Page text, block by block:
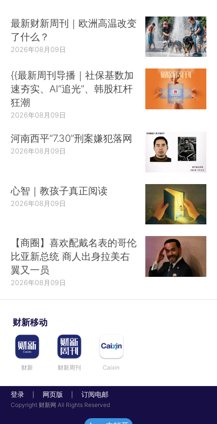
最新财新周刊｜欧洲高温改变
了什么？
2026年08月09日
{{最新周刊导播｜社保基数加
速夯实、AI“追光”、韩股杠杆
狂潮
2026年08月09日
河南西平“7.30”刑案嫌犯落网
2026年08月09日
心智｜教孩子真正阅读
2026年08月09日
【商圈】喜欢配戴名表的哥伦
比亚新总统 商人出身拉美右
翼又一员
2026年08月09日
财新移动
财新 财新周刊 Caixin
登录 网页版 订阅电邮
Copyright 财新网 All Rights Reserved